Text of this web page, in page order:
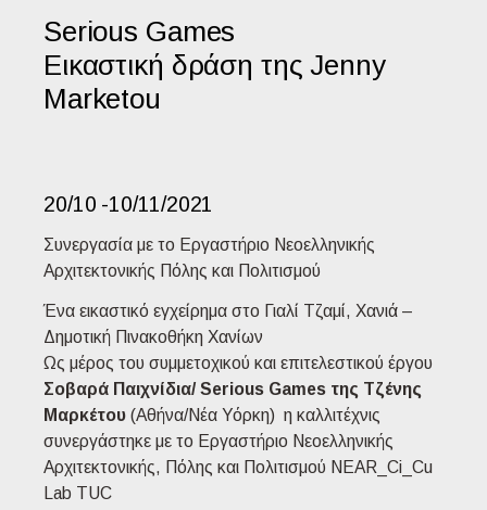
Serious Games
Εικαστική δράση της Jenny
Marketou
20/10 -10/11/2021
Συνεργασία με το Εργαστήριο Νεοελληνικής
Αρχιτεκτονικής Πόλης και Πολιτισμού
Ένα εικαστικό εγχείρημα στο Γιαλί Τζαμί, Χανιά –
Δημοτική Πινακοθήκη Χανίων
Ως μέρος του συμμετοχικού και επιτελεστικού έργου
Σοβαρά Παιχνίδια/ Serious Games της Τζένης
Μαρκέτου (Αθήνα/Νέα Υόρκη) η καλλιτέχνις
συνεργάστηκε με το Εργαστήριο Νεοελληνικής
Αρχιτεκτονικής, Πόλης και Πολιτισμού NEAR_Ci_Cu
Lab TUC